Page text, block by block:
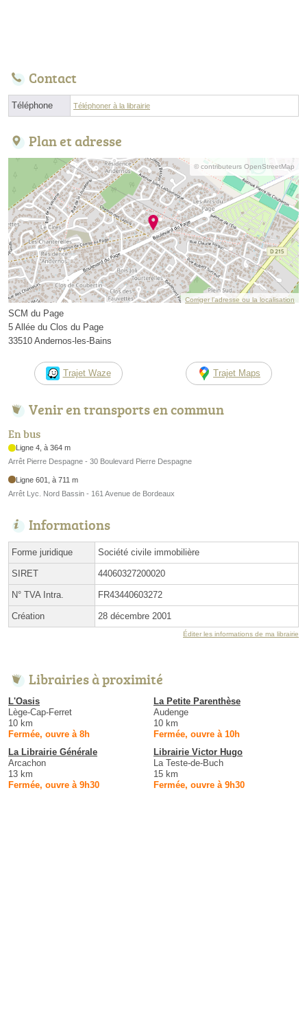
Contact
Téléphone Téléphoner à la librairie
Plan et adresse
© contributeurs OpenStreetMap
Corriger l’adresse ou la localisation
SCM du Page
5 Allée du Clos du Page
33510 Andernos-les-Bains
Trajet Waze Trajet Maps
Venir en transports en commun
En bus
Ligne 4, à 364 m
Arrêt Pierre Despagne - 30 Boulevard Pierre Despagne
Ligne 601, à 711 m
Arrêt Lyc. Nord Bassin - 161 Avenue de Bordeaux
Informations
Forme juridique Société civile immobilière
SIRET 44060327200020
N° TVA Intra. FR43440603272
Création 28 décembre 2001
Éditer les informations de ma librairie
Librairies à proximité
L'Oasis
Lège-Cap-Ferret
10 km
Fermée, ouvre à 8h
La Petite Parenthèse
Audenge
10 km
Fermée, ouvre à 10h
La Librairie Générale
Arcachon
13 km
Fermée, ouvre à 9h30
Librairie Victor Hugo
La Teste-de-Buch
15 km
Fermée, ouvre à 9h30